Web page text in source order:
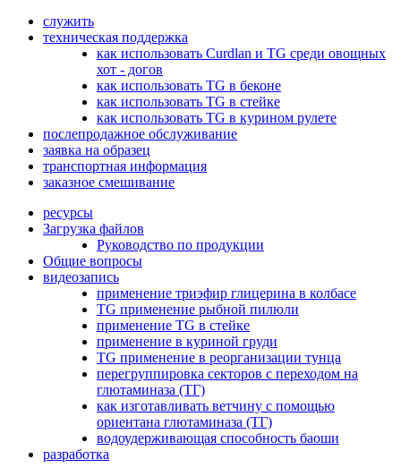
служить
техническая поддержка
как использовать Curdlan и TG среди овощных
хот - догов
как использовать TG в беконе
как использовать TG в стейке
как использовать TG в курином рулете
послепродажное обслуживание
заявка на образец
транспортная информация
заказное смешивание
ресурсы
Загрузка файлов
Руководство по продукции
Общие вопросы
видеозапись
применение триэфир глицерина в колбасе
TG применение рыбной пилюли
применение TG в стейке
применение в куриной груди
TG применение в реорганизации тунца
перегруппировка секторов с переходом на
глютаминаза (ТГ)
как изготавливать ветчину с помощью
ориентана глютаминаза (ТГ)
водоудерживающая способность баоши
разработка